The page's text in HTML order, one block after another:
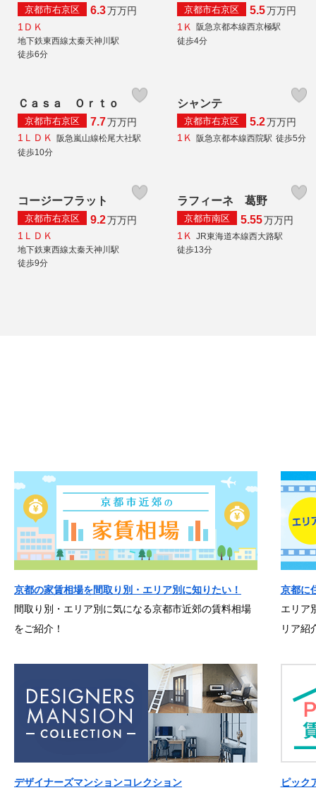
京都市右京区 6.3万万円
1ＤＫ
地下鉄東西線太秦天神川駅
徒歩6分
京都市右京区 5.5万万円
1Ｋ
阪急京都本線西京極駅
徒歩4分
Ｃａｓａ Ｏｒｔｏ
京都市右京区 7.7万万円
1ＬＤＫ 阪急嵐山線松尾大社駅
徒歩10分
シャンテ
京都市右京区 5.2万万円
1Ｋ 阪急京都本線西院駅 徒歩5分
コージーフラット
京都市右京区 9.2万万円
1ＬＤＫ
地下鉄東西線太秦天神川駅
徒歩9分
ラフィーネ 葛野
京都市南区 5.55万万円
1Ｋ
JR東海道本線西大路駅
徒歩13分
京都の家賃相場を間取り別・エリア別に知りたい！
間取り別・エリア別に気になる京都市近郊の賃料相場
をご紹介！
京都に
エリア
リア紹
デザイナーズマンションコレクション
ピック